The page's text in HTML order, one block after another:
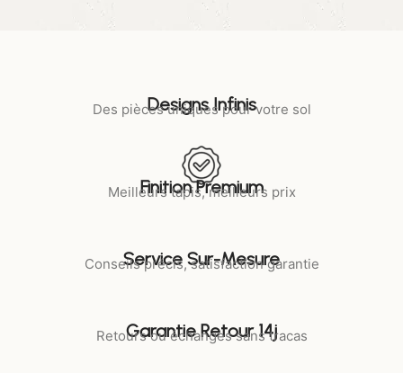
Designs Infinis
Des pièces uniques pour votre sol
Finition Premium
Meilleurs tapis, meilleurs prix
Service Sur-Mesure
Conseils précis, satisfaction garantie
Garantie Retour 14j
Retours ou échanges sans tracas